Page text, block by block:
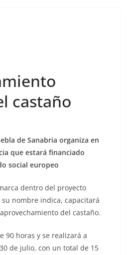
castaño
de Sanabria organiza en
que estará financiado
social europeo
dentro del proyecto
su nombre indica, capacitará
del castaño.
90 horas y se realizará a
de julio, con un total de 15